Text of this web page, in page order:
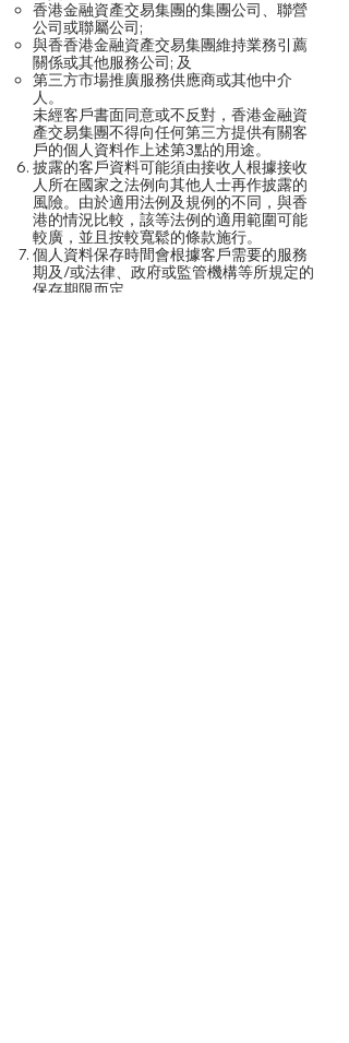
香港金融資產交易集團的集團公司、聯營
公司或聯屬公司;
與香香港金融資產交易集團維持業務引薦
關係或其他服務公司; 及
第三方市場推廣服務供應商或其他中介
人。
未經客戶書面同意或不反對，香港金融資
產交易集團不得向任何第三方提供有關客
戶的個人資料作上述第3點的用途。
披露的客戶資料可能須由接收人根據接收
人所在國家之法例向其他人士再作披露的
風險。由於適用法例及規例的不同，與香
港的情況比較，該等法例的適用範圍可能
較廣，並且按較寬鬆的條款施行。
個人資料保存時間會根據客戶需要的服務
期及/或法律、政府或監管機構等所規定的
保存期限而定。